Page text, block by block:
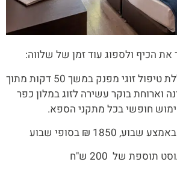
את הכיף ולספוג עוד זמן של שלווה:
חבילה מושלמת הכוללת טיפול זוגי מפנק במשך 50 דקות מתוך
וארוחת בוקר עשירה לזוג במלון כפר
חופשי בכל מתקני הספא.
תוספת של 200 ש"ח